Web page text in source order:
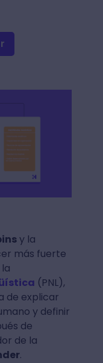
y la
más fuerte
(PNL),
de explicar
y definir
de
de la
.